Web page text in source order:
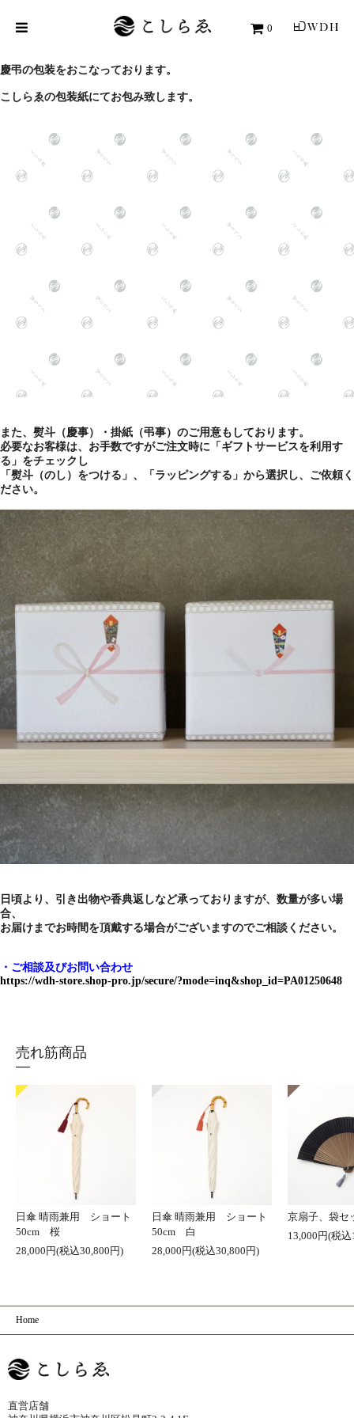
0
慶弔の包装をおこなっております。
こしら ゑの包装紙にてお包み致します。
また、熨斗（慶事）・掛紙（弔事）のご用意もしております。
必要なお客様は、お手数ですがご注文時に「ギフトサービスを利用す
る」をチェックし
「熨斗（のし）をつける」、「ラッピングする」から選択し、ご依頼く
ださい。
日頃より、引き出物や香典返しなど承っておりますが、数量が多い場
合、
お届けまでお時間を頂戴する場合がございますのでご相談ください。
・ご相談及びお問い合わせ
https://wdh-store.shop-pro.jp/secure/?mode=inq&shop_id=PA01250648
売れ筋商品
日傘 晴雨兼用 ショート
50cm 桜
28,000円(税込30,800円)
日傘 晴雨兼用 ショート
50cm 白
28,000円(税込30,800円)
京扇子、袋
13,000円(税
Home
直営店舗